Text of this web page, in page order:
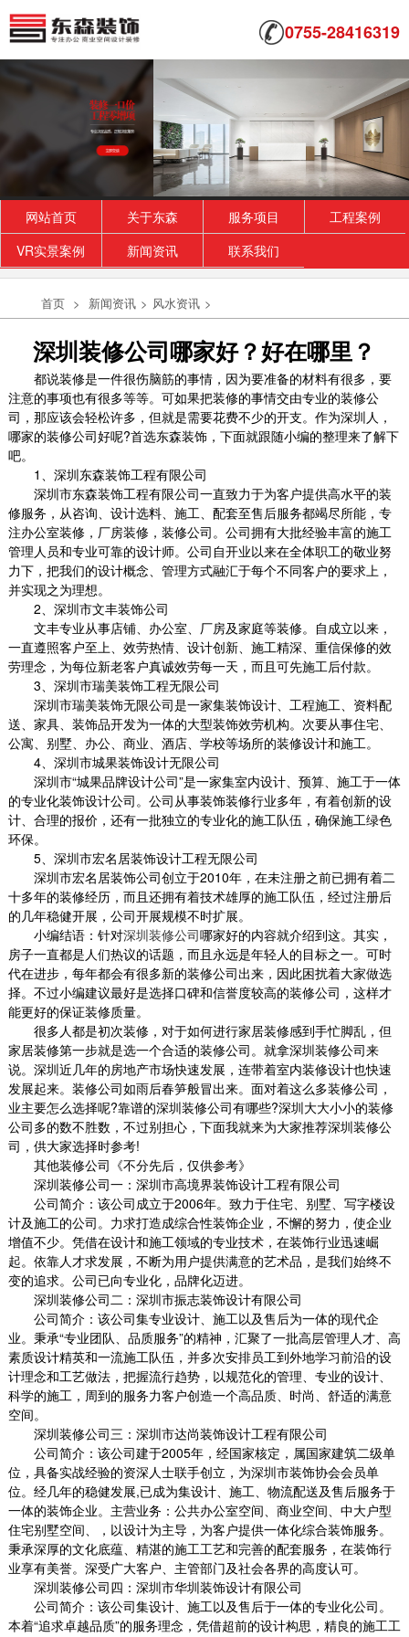
0755-28416319
网站首页 关于东森 服务项目
工程案例
VR实景案例
新闻资讯 联系我们
首页 > 新闻资讯 > 风水资讯 >
深圳装修公司哪家好？好在哪里？
都说装修是一件很伤脑筋的事情，因为要准备的材料有很多，要
注意的事项也有很多等等。可如果把装修的事情交由专业的装修公
司，那应该会轻松许多，但就是需要花费不少的开支。作为深圳人，
哪家的装修公司好呢?首选东森装饰，下面就跟随小编的整理来了解下
吧。
1 、深圳东森装饰工程有限公司
深圳市东森装饰工程有限公司一直致力于为客户提供高水平的装
修服务，从咨询、设计选料、施工、配套至售后服务都竭尽所能，专
注办公室装修，厂房装修，装修公司。公司拥有大批经验丰富的施工
管理人员和专业可靠的设计师。公司自开业以来在全体职工的敬业努
力下，把我们的设计概念、管理方式融汇于每个不同客户的要求上，
并实现之为理想。
2、深圳市文丰装饰公司
文丰专业从事店铺、办公室、厂房及家庭等装修。自成立以来，
一直遵照客户至上、效劳热情、设计创新、施工精深、重信保修的效
劳理念，为每位新老客户真诚效劳每一天，而且可先施工后付款。
3、深圳市瑞美装饰工程无限公司
深圳市瑞美装饰无限公司是一家集装饰设计、工程施工、资料配
送、家具、装饰品开发为一体的大型装饰效劳机构。次要从事住宅、
公寓、别墅、办公、商业、酒店、学校等场所的装修设计和施工。
4、深圳市城果装饰设计无限公司
深圳市“城果品牌设计公司”是一家集室内设计、预算、施工于一体
的专业化装饰设计公司。公司从事装饰装修行业多年，有着创新的设
计、合理的报价，还有一批独立的专业化的施工队伍，确保施工绿色
环保。
5、深圳市宏名居装饰设计工程无限公司
深圳市宏名居装饰公司创立于2010年，在未注册之前已拥有着二
十多年的装修经历，而且还拥有着技术雄厚的施工队伍，经过注册后
的几年稳健开展，公司开展规模不时扩展。
小编结语：针对深圳装修公司哪家好的内容就介绍到这。其实，
房子一直都是人们热议的话题，而且永远是年轻人的目标之一。可时
代在进步，每年都会有很多新的装修公司出来，因此困扰着大家做选
择。不过小编建议最好是选择口碑和信誉度较高的装修公司，这样才
能更好的保证装修质量。
很多人都是初次装修，对于如何进行家居装修感到手忙脚乱，但
家居装修第一步就是选一个合适的装修公司。就拿深圳装修公司来
说。深圳近几年的房地产市场快速发展，连带着室内装修设计也快速
发展起来。装修公司如雨后春笋般冒出来。面对着这么多装修公司，
业主要怎么选择呢?靠谱的深圳装修公司有哪些?深圳大大小小的装修
公司多的数不胜数，不过别担心，下面我就来为大家推荐深圳装修公
司 ，供大家选择时参考!
其他装修公司《不分先后，仅供参考》
深圳装修公司一：深圳市高境界装饰设计工程有限公司
公司简介：该公司成立于2006年。致力于住宅、别墅、写字楼设
计及施工的公司。力求打造成综合性装饰企业，不懈的努力，使企业
增值不少。凭借在设计和施工领域的专业技术，在装饰行业迅速崛
起。依靠人才求发展，不断为用户提供满意的艺术品，是我们始终不
变的追求。公司已向专业化，品牌化迈进。
深圳装修公司二：深圳市振志装饰设计有限公司
公司简介：该公司集专业设计、施工以及售后为一体的现代企
业。秉承“专业团队、品质服务”的精神，汇聚了一批高层管理人才、高
素质设计精英和一流施工队伍，并多次安排员工到外地学习前沿的设
计理念和工艺做法，把握流行趋势，以规范化的管理、专业的设计、
科学的施工，周到的服务力客户创造一个高品质、时尚、舒适的满意
空间。
深圳装修公司三：深圳市达尚装饰设计工程有限公司
公司简介：该公司建于2005年，经国家核定，属国家建筑二级单
位，具备实战经验的资深人士联手创立，为深圳市装饰协会会员单
位。经几年的稳健发展,已成为集设计、施工、物流配送及售后服务于
一体的装饰企业。主营业务：公共办公室空间、商业空间、中大户型
住宅别墅空间、，以设计为主导，为客户提供一体化综合装饰服务。
秉承深厚的文化底蕴、精湛的施工工艺和完善的配套服务，在装饰行
业享有美誉。深受广大客户、主管部门及社会各界的高度认可。
深圳装修公司四：深圳市华圳装饰设计有限公司
公司简介：该公司集设计、施工以及售后于一体的专业化公司。
本着“追求卓越品质”的服务理念，凭借超前的设计构思，精良的施工工